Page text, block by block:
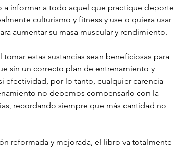
a informar a todo aquel que practique deporte
culturismo y fitness y use o quiera usar
aumentar su masa muscular y rendimiento.
estas sustancias sean beneficiosas para
sin un correcto plan de entrenamiento y
efectividad, por lo tanto, cualquier carencia
no debemos compensarlo con la
recordando siempre que más cantidad no
reformada y mejorada, el libro va totalmente